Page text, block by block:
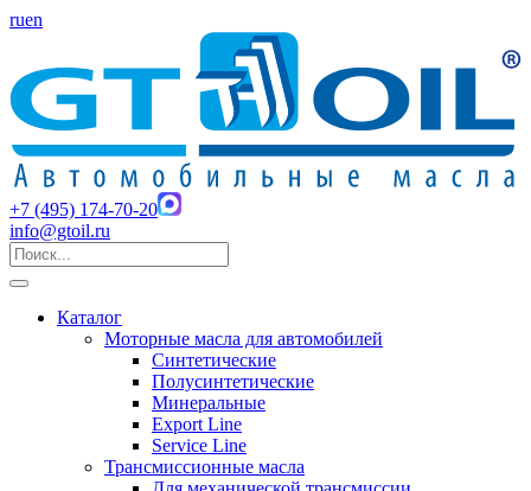
ruen
+7 (495) 174-70-20
info@gtoil.ru
Каталог
Моторные масла для автомобилей
Синтетические
Полусинтетические
Минеральные
Export Line
Service Line
Трансмиссионные масла